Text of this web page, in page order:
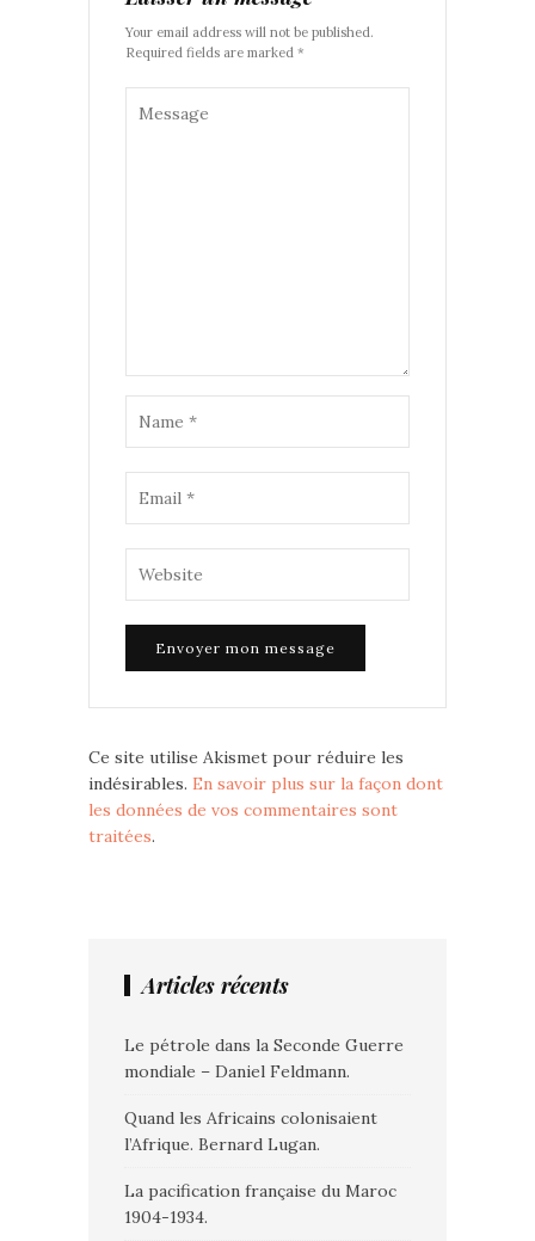
Your email address will not be published.
Required fields are marked *
Ce site utilise Akismet pour réduire les
indésirables. En savoir plus sur la façon dont
les données de vos commentaires sont
traitées.
Articles récents
Le pétrole dans la Seconde Guerre
mondiale – Daniel Feldmann.
Quand les Africains colonisaient
l’Afrique. Bernard Lugan.
La pacification française du Maroc
1904-1934.